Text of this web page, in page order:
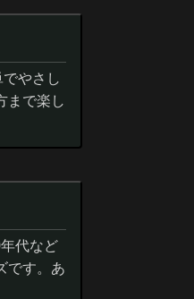
やさし
まで楽し
代など
です。あ